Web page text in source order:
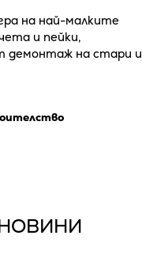
на най-малките
и пейки,
демонтаж на стари и